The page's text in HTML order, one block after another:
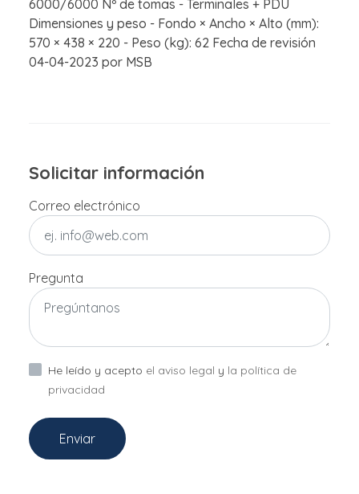
6000/6000 Nº de tomas - Terminales + PDU
Dimensiones y peso - Fondo × Ancho × Alto (mm):
570 × 438 × 220 - Peso (kg): 62 Fecha de revisión
04-04-2023 por MSB
Solicitar información
Correo electrónico
Pregunta
He leído y acepto el aviso legal y la política de
privacidad
Enviar